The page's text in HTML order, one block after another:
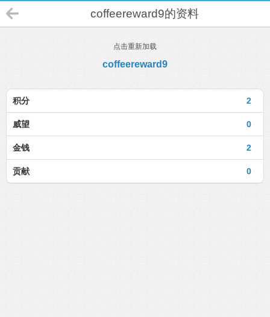
coffeereward9的资料
点击重新加载
coffeereward9
2
积分
0
威望
2
金钱
0
贡献